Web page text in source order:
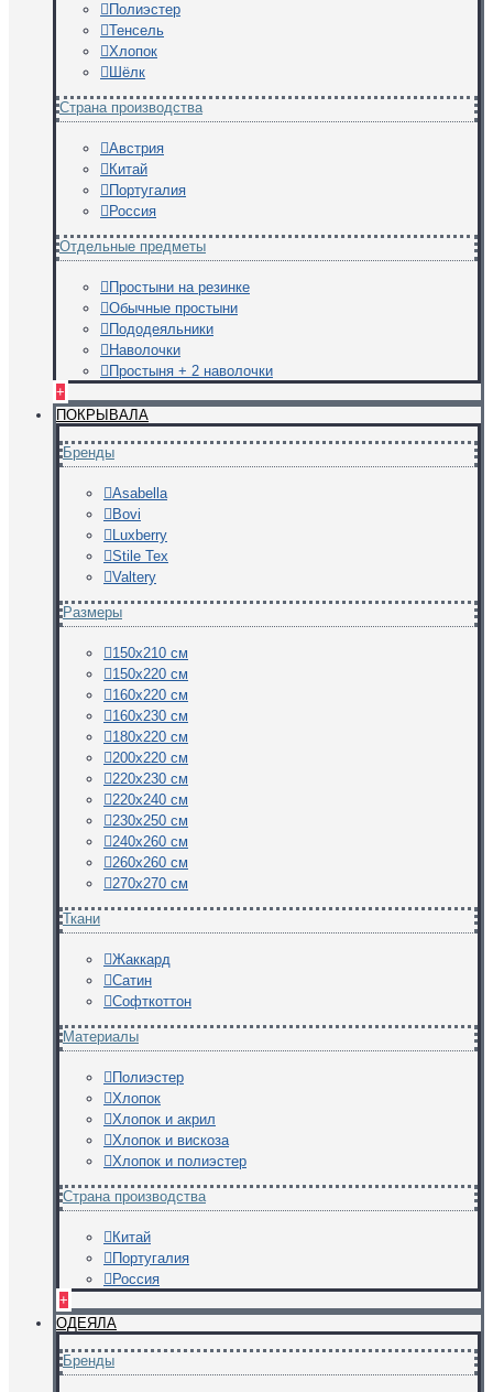
Полиэстер
Тенсель
Хлопок
Шёлк
Страна производства
Австрия
Китай
Португалия
Россия
Отдельные предметы
Простыни на резинке
Обычные простыни
Пододеяльники
Наволочки
Простыня + 2 наволочки
+
ПОКРЫВАЛА
Бренды
Asabella
Bovi
Luxberry
Stile Tex
Valtery
Размеры
150х210 см
150х220 см
160х220 см
160х230 см
180х220 см
200х220 см
220х230 см
220х240 см
230х250 см
240х260 см
260х260 см
270х270 см
Ткани
Жаккард
Сатин
Софткоттон
Материалы
Полиэстер
Хлопок
Хлопок и акрил
Хлопок и вискоза
Хлопок и полиэстер
Страна производства
Китай
Португалия
Россия
+
ОДЕЯЛА
Бренды